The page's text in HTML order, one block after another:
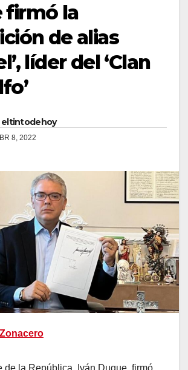
firmó la
de alias
líder del ‘Clan
eltintodehoy
8, 2022